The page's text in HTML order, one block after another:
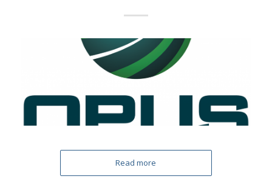
Read more